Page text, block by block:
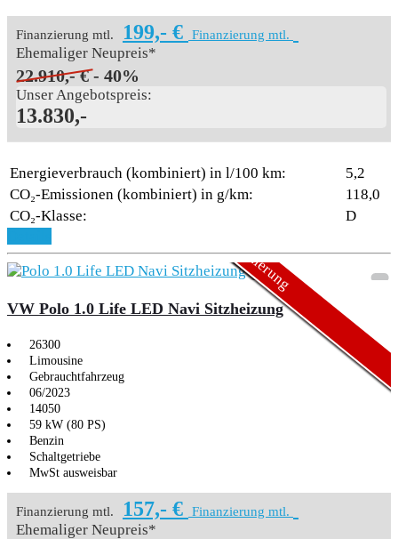
Finanzierung mtl. 199,- € Finanzierung mtl.
Ehemaliger Neupreis*
22.910,- € - 40%
Unser Angebotspreis:
13.830,-
Energieverbrauch (kombiniert) in l/100 km:
5,2
CO₂-Emissionen (kombiniert) in g/km:
118,0
CO₂-Klasse:
D
Aktionsmodell
VW Polo 1.0 Life LED Navi Sitzheizung
26300
Limousine
Gebrauchtfahrzeug
06/2023
14050
59 kW (80 PS)
Benzin
Schaltgetriebe
MwSt ausweisbar
Finanzierung mtl. 157,- € Finanzierung mtl.
Ehemaliger Neupreis*
3,99 Finanzierung